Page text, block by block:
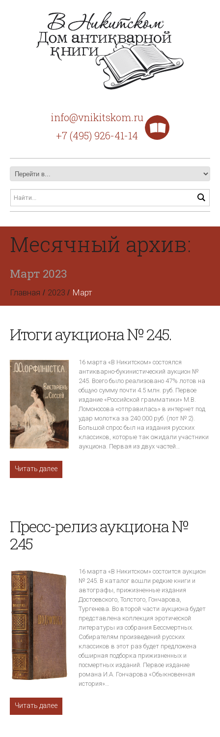
info@vnikitskom.ru
+7 (495) 926-41-14
Месячный архив:
Март 2023
Главная 2023 Март
Итоги аукциона № 245.
16 марта «В Никитском» состоялся
антикварно-букинистический аукцион №
245. Всего было реализовано 47% лотов на
общую сумму почти 4.5 млн. руб. Первое
издание «Российской грамматики» М.В.
Ломоносова «отправилась» в интернет под
удар молотка за 240.000 руб. (лот № 2).
Большой спрос был на издания русских
классиков, которые так ожидали участники
аукциона. Первая из двух частей…
Читать далее
Пресс-релиз аукциона №
245
16 марта «В Никитском» состоится аукцион
№ 245. В каталог вошли редкие книги и
автографы, прижизненные издания
Достоевского, Толстого, Гончарова,
Тургенева. Во второй части аукциона будет
представлена коллекция эротической
литературы из собрания Бессмертных.
Собирателям произведений русских
классиков в этот раз будет предложена
обширная подборка прижизненных и
посмертных изданий. Первое издание
романа И.А. Гончарова «Обыкновенная
история»…
Читать далее